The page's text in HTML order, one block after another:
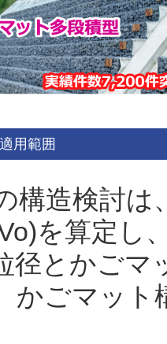
用範囲
構造検討は
を算定し
径とかごマ
かごマット